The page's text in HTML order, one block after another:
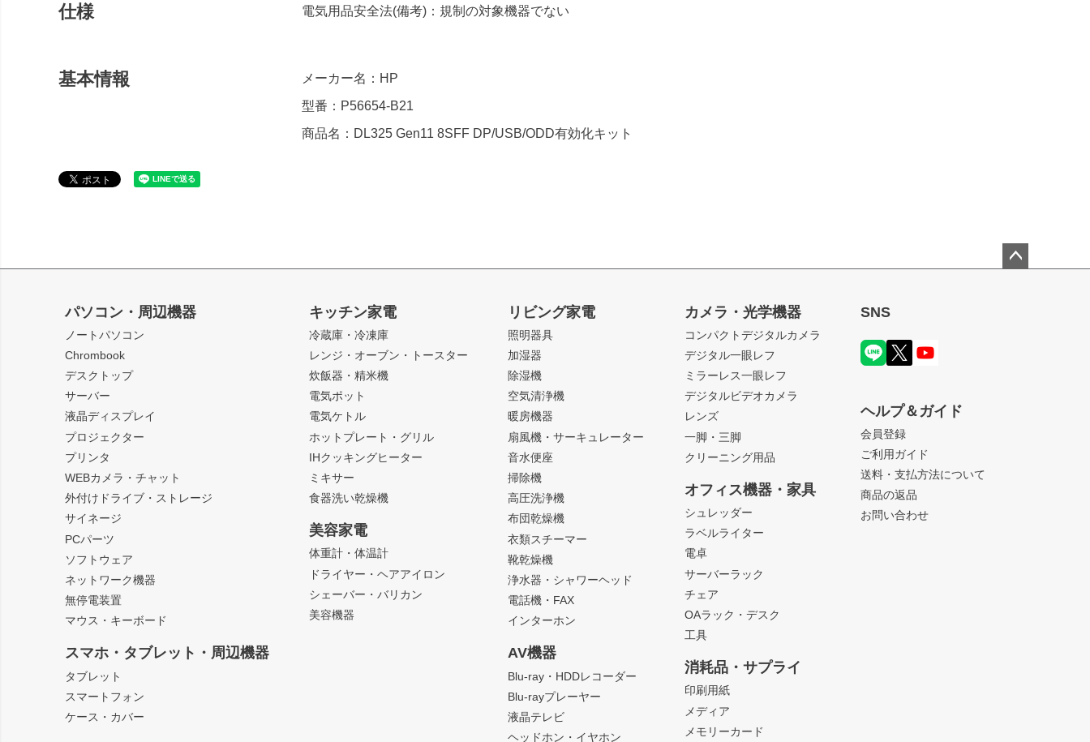
仕様 電気用品安全法(備考)：規制の対象機器でない
基本情報
メーカー名：HP
型番：P56654-B21
商品名：DL325 Gen11 8SFF DP/USB/ODD有効化キット
パソコン・周辺機器
ノートパソコン
Chrombook
デスクトップ
サーバー
液晶ディスプレイ
プロジェクター
プリンタ
WEBカメラ・チャット
外付けドライブ・ストレージ
サイネージ
PCパーツ
ソフトウェア
ネットワーク機器
無停電装置
マウス・キーボード
スマホ・タブレット・周辺機器
タブレット
スマートフォン
ケース・カバー
キッチン家電
冷蔵庫・冷凍庫
レンジ・オーブン・トースター
炊飯器・精米機
電気ポット
電気ケトル
ホットプレート・グリル
IHクッキングヒーター
ミキサー
食器洗い乾燥機
美容家電
体重計・体温計
ドライヤー・ヘアアイロン
シェーバー・バリカン
美容機器
リビング家電
照明器具
加湿器
除湿機
空気清浄機
暖房機器
扇風機・サーキュレーター
音水便座
掃除機
高圧洗浄機
布団乾燥機
衣類スチーマー
靴乾燥機
浄水器・シャワーヘッド
電話機・FAX
インターホン
AV機器
Blu-ray・HDDレコーダー
Blu-rayプレーヤー
液晶テレビ
ヘッドホン・イヤホン
カメラ・光学機器
コンパクトデジタルカメラ
デジタル一眼レフ
ミラーレス一眼レフ
デジタルビデオカメラ
レンズ
一脚・三脚
クリーニング用品
オフィス機器・家具
シュレッダー
ラベルライター
電卓
サーバーラック
チェア
OAラック・デスク
工具
消耗品・サプライ
印刷用紙
メディア
メモリーカード
SNS
ヘルプ＆ガイド
会員登録
ご利用ガイド
送料・支払方法について
商品の返品
お問い合わせ